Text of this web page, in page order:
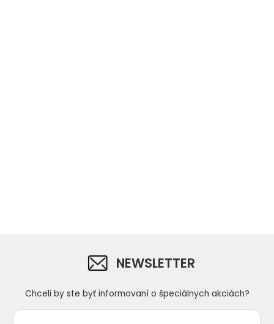
NEWSLETTER
Chceli by ste byť informovaní o špeciálnych akciách?